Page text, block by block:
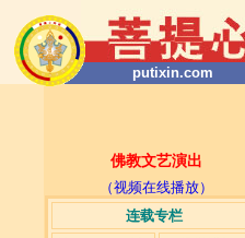
putixin.com
佛教文艺演出
（视频在线播放）
连载专栏